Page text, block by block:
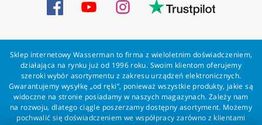
Sklep internetowy Wasserman to firma z wieloletnim doświadczeniem,
działająca na rynku już od 1996 roku. Swoim klientom oferujemy
szeroki wybór asortymentu z zakresu urządzeń elektronicznych.
Gwarantujemy wysyłkę „od ręki”, ponieważ wszystkie produkty, jakie są
widoczne na stronie posiadamy w naszych magazynach. Zależy nam
na rozwoju, dlatego ciągle poszerzamy dostępny asortyment. Możemy
pochwalić się doświadczeniem we współpracy zarówno z klientami